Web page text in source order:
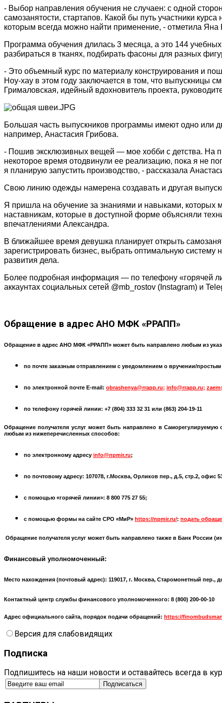
- Выбор направления обучения не случаен: с одной
самозанятости, стартапов. Какой бы путь участники
которым всегда можно найти применение, - отметила
Программа обучения длилась 3 месяца, а это 144
разбираться в тканях, подбирать фасоны для разных
- Это объемный курс по материалу конструирования и
Ноу-хау в этом году заключается в том, что выпускницы
Грималовская, идейный вдохновитель проекта,
Большая часть выпускников программы имеют одно или
например, Анастасия Грибова.
- Пошив эксклюзивных вещей — мое хобби с детства. На
некоторое время отодвинули ее реализацию, пока я не
я планирую запустить производство, - рассказала
Свою линию одежды намерена создавать и другая
Я пришла на обучение за знаниями и навыками, которых
наставникам, которые в доступной форме объясняли
впечатлениями Александра.
В ближайшее время девушка планирует открыть
зарегистрировать бизнес, выбрать оптимальную
развития дела.
Более подробная информация — по телефону «горячей
аккаунтах социальных сетей @mb_rostov (Instagram) и
Обращение в адрес АНО МФК «РРАПП»
Обращение в адрес АНО МФК «РРАПП» может быть направлено любым из
по почте заказным отправлением с уведомлением о вручении/
по электронной почте E-mail: obrashenya@rrapp.ru; info@rrapp.ru;
по телефону горячей линии: +7 (804) 333 32 31 или (863) 204-19-11
Обращение получателя услуг может быть направлено в Саморегулируемую
любым из нижеперечисленных способов:
по электронному адресу info@npmir.ru;
по почтовому адресу: 107078, г.Москва, Орликов пер., д.5, стр.2, офис
с помощью «горячей линии»: 8 800 775 27 55;
с помощью формы на сайте СРО «МиР» https://npmir.ru/: подать
Обращение получателя услуг может быть направлено также в Банк России (
Финансовый уполномоченный:
Место нахождения (почтовый адрес): 119017, г. Москва, Старомонетный пер.,
Контактный центр службы финансового уполномоченного: 8 (800) 200-00-10
Адрес официального сайта, порядок подачи обращений: https://
Версия для слабовидящих
Подписка
Подпишитесь на наши новости и оставайтесь всегда в